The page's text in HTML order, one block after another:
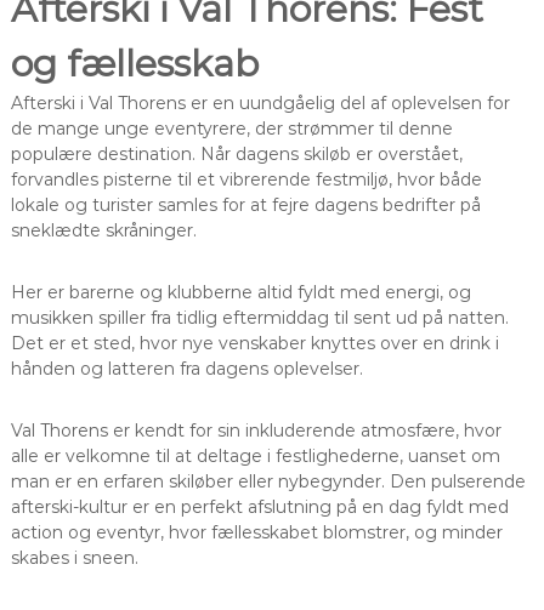
og fællesskab
Afterski i Val Thorens er en uundgåelig del af oplevelsen for
de mange unge eventyrere, der strømmer til denne
populære destination. Når dagens skiløb er overstået,
forvandles pisterne til et vibrerende festmiljø, hvor både
lokale og turister samles for at fejre dagens bedrifter på
sneklædte skråninger.
Her er barerne og klubberne altid fyldt med energi, og
musikken spiller fra tidlig eftermiddag til sent ud på natten.
Det er et sted, hvor nye venskaber knyttes over en drink i
hånden og latteren fra dagens oplevelser.
Val Thorens er kendt for sin inkluderende atmosfære, hvor
alle er velkomne til at deltage i festlighederne, uanset om
man er en erfaren skiløber eller nybegynder. Den pulserende
afterski-kultur er en perfekt afslutning på en dag fyldt med
action og eventyr, hvor fællesskabet blomstrer, og minder
skabes i sneen.